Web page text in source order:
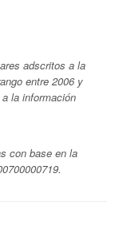
adscritos a la
entre 2006 y
la información
con base en la